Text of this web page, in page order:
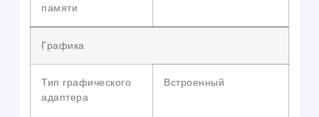
памяти
Графика
Тип графического
адаптера
Встроенный